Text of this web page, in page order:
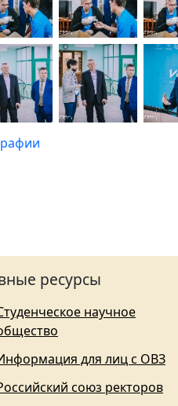
ресурсы
научное
для лиц с ОВЗ
союз ректоров